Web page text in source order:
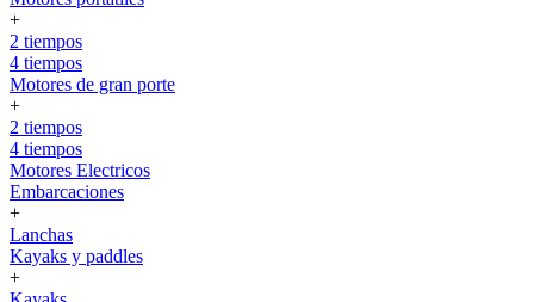
+
2 tiempos
4 tiempos
Motores de gran porte
+
2 tiempos
4 tiempos
Motores Electricos
Embarcaciones
+
Lanchas
Kayaks y paddles
+